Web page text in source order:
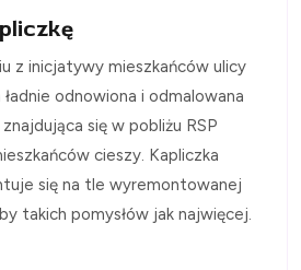
z inicjatywy mieszkańców ulicy
odnowiona i odmalowana
się w pobliżu RSP
cieszy. Kapliczka
się na tle wyremontowanej
takich pomysłów jak najwięcej.